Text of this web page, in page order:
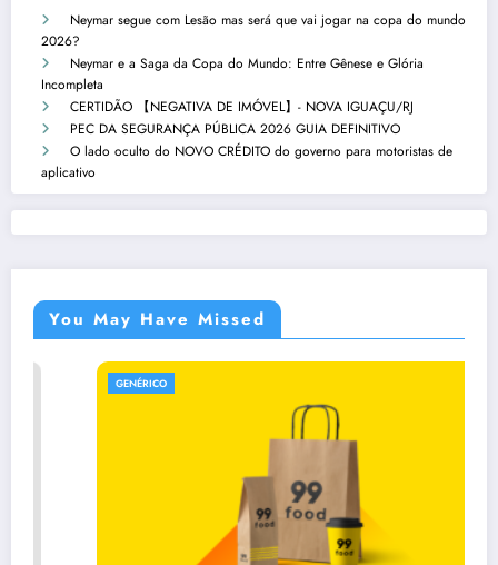
Neymar segue com Lesão mas será que vai jogar na copa do mundo
2026?
Neymar e a Saga da Copa do Mundo: Entre Gênese e Glória
Incompleta
CERTIDÃO 【NEGATIVA DE IMÓVEL】- NOVA IGUAÇU/RJ
PEC DA SEGURANÇA PÚBLICA 2026 GUIA DEFINITIVO
O lado oculto do NOVO CRÉDITO do governo para motoristas de
aplicativo
You May Have Missed